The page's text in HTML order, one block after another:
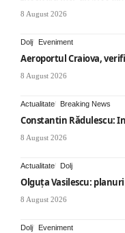
8 August 2026
Dolj Eveniment
Aeroportul Craiova,
8 August 2026
Actualitate Breaking News
Constantin Rădulescu:
8 August 2026
Actualitate Dolj
Olguța Vasilescu:
8 August 2026
Dolj Eveniment